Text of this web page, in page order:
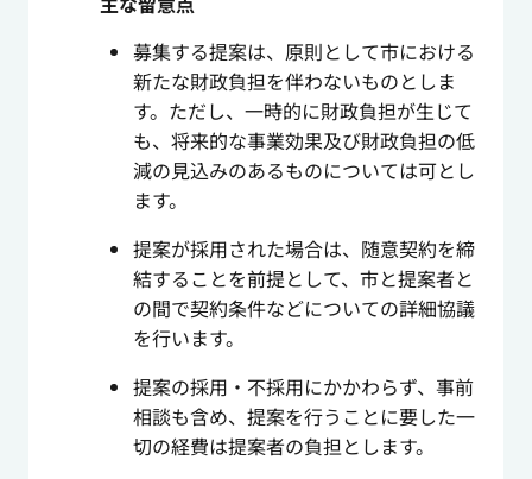
募集する提案は、原則として市における
新たな財政負担を伴わないものとしま
す。ただし、一時的に財政負担が生じて
も、将来的な事業効果及び財政負担の低
減の見込みのあるものについては可とし
ます。
提案が採用された場合は、随意契約を締
結することを前提として、市と提案者と
の間で契約条件などについての詳細協議
を行います。
提案の採用・不採用にかかわらず、事前
相談も含め、提案を行うことに要した一
切の経費は提案者の負担とします。